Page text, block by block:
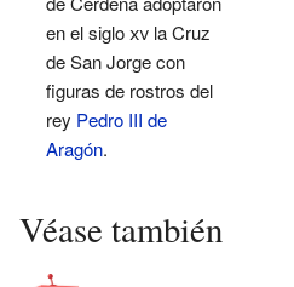
en el sigloxv la Cruz
de San Jorge con
figuras de rostros del
rey Pedro III de
Aragón.
Véase también